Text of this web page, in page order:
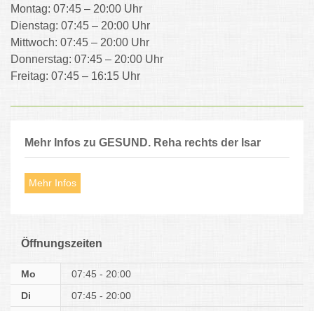
Montag: 07:45 – 20:00 Uhr
Dienstag: 07:45 – 20:00 Uhr
Mittwoch: 07:45 – 20:00 Uhr
Donnerstag: 07:45 – 20:00 Uhr
Freitag: 07:45 – 16:15 Uhr
Mehr Infos zu GESUND. Reha rechts der Isar
Mehr Infos
Öffnungszeiten
Mo
07:45 - 20:00
Di
07:45 - 20:00